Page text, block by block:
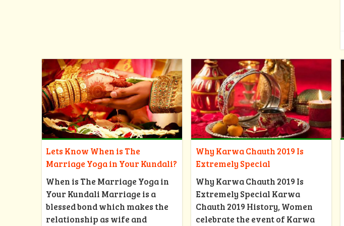
Lets Know When is The
Marriage Yoga in Your Kundali?
When is The Marriage Yoga in
Your Kundali Marriage is a
blessed bond which makes the
relationship as wife and
Why Karwa Chauth 2019 Is
Extremely Special
Why Karwa Chauth 2019 Is
Extremely Special Karwa
Chauth 2019 History, Women
celebrate the event of Karwa